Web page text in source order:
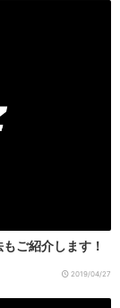
ご紹介します！
2019/04/27